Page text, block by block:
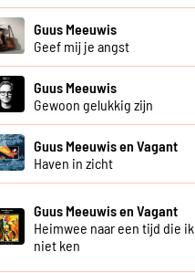
Guus Meeuwis
Geef mij je angst
Guus Meeuwis
Gewoon gelukkig zijn
Guus Meeuwis en Vagant
Haven in zicht
Guus Meeuwis en Vagant
Heimwee naar een tijd die ik
niet ken